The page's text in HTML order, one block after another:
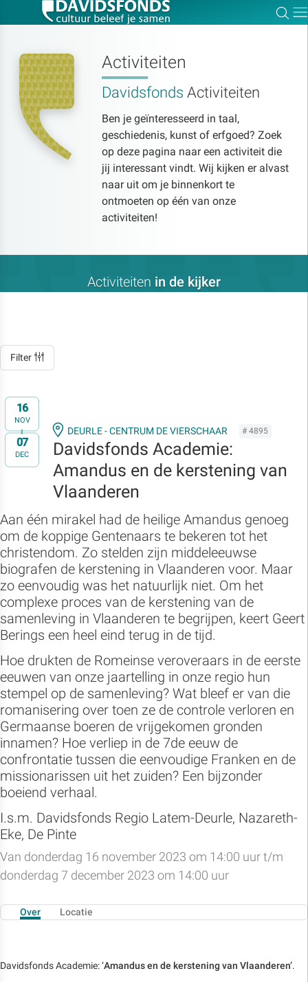
Activiteiten
Davidsfonds Activiteiten
Ben je geïnteresseerd in taal,
geschiedenis, kunst of erfgoed? Zoek
op deze pagina naar een activiteit die
jij interessant vindt. Wij kijken er alvast
naar uit om je binnenkort te
ontmoeten op één van onze
activiteiten!
Activiteiten in de kijker
Filter
16
NOV
t/m
07
DEC
DEURLE - CENTRUM DE VIERSCHAAR # 4895
Davidsfonds Academie:
Amandus en de kerstening van
Vlaanderen
Aan één mirakel had de heilige Amandus genoeg
om de koppige Gentenaars te bekeren tot het
christendom. Zo stelden zijn middeleeuwse
biografen de kerstening in Vlaanderen voor. Maar
zo eenvoudig was het natuurlijk niet. Om het
complexe proces van de kerstening van de
samenleving in Vlaanderen te begrijpen, keert Geert
Berings een heel eind terug in de tijd.
Hoe drukten de Romeinse veroveraars in de eerste
eeuwen van onze jaartelling in onze regio hun
stempel op de samenleving? Wat bleef er van die
romanisering over toen ze de controle verloren en
Germaanse boeren de vrijgekomen gronden
innamen? Hoe verliep in de 7de eeuw de
confrontatie tussen die eenvoudige Franken en de
missionarissen uit het zuiden? Een bijzonder
boeiend verhaal.
I.s.m. Davidsfonds Regio Latem-Deurle, Nazareth-
Eke, De Pinte
Van donderdag 16 november 2023 om 14:00 uur t/m
donderdag 7 december 2023 om 14:00 uur
Over Locatie
Davidsfonds Academie: ‘Amandus en de kerstening van Vlaanderen’.
Zoek:
Zoeken